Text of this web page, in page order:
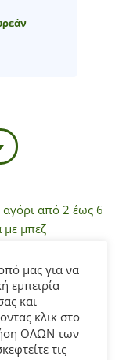
αγόρι από 2 έως 6
μπεζ
μας για να
εμπειρία
και
κλικ στο
ΟΛΩΝ των
τις